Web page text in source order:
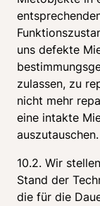
uns defekte
zulassen, zu
nicht mehr
eine intakte
auszutauschen.
10.2. Wir
Stand der
die für die